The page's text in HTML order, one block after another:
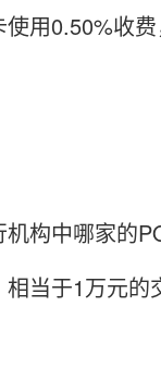
用0.50%收
构中哪家的
当于1万元的